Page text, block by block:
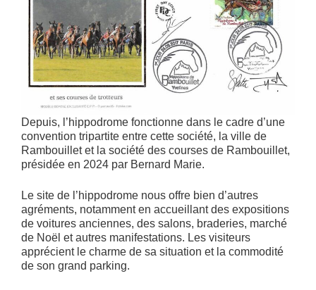
Depuis, l’hippodrome fonctionne dans le cadre d’une
convention tripartite entre cette société, la ville de
Rambouillet et la société des courses de Rambouillet,
présidée en 2024 par Bernard Marie.
Le site de l’hippodrome nous offre bien d’autres
agréments, notamment en accueillant des expositions
de voitures anciennes, des salons, braderies, marché
de Noël et autres manifestations. Les visiteurs
apprécient le charme de sa situation et la commodité
de son grand parking.